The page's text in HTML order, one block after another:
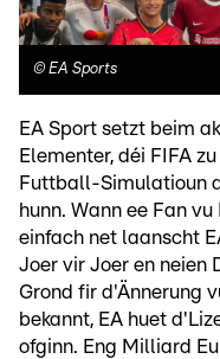
© EA Sports
EA Sport setzt beim
Elementer, déi FIFA
Futtball-Simulatioun
hunn. Wann ee Fan
einfach net laanscht
Joer vir Joer en neien
Grond fir d'Ännerung
bekannt, EA huet
ofginn. Eng Milliard